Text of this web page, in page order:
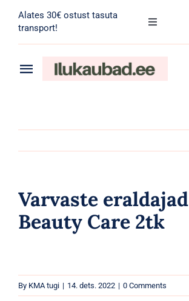
content
Alates 30€ ostust tasuta
transport!
Toggle
for:
Toggle
Meik
Parfüümid
Varvaste eraldajad
Beauty Care 2tk
By KMA tugi | 14. dets. 2022 | 0 Comments